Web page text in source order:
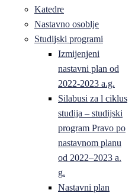
Katedre
Nastavno osoblje
Studijski programi
Izmijenjeni
nastavni plan od
2022-2023 a.g.
Silabusi za l ciklus
studija – studijski
program Pravo po
nastavnom planu
od 2022–2023 a.
g.
Nastavni plan